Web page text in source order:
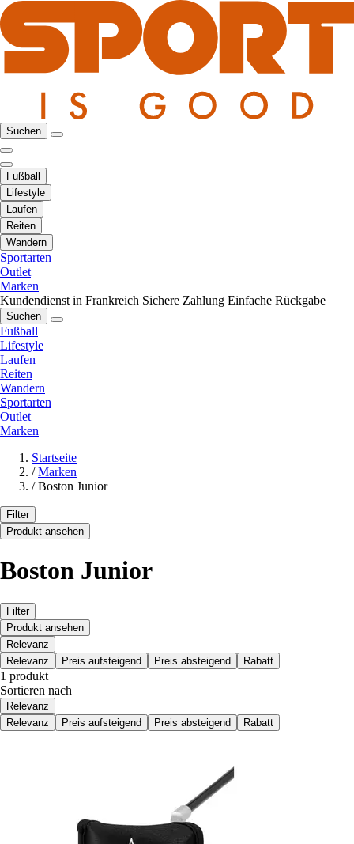
Suchen
Fußball
Lifestyle
Laufen
Reiten
Wandern
Sportarten
Outlet
Marken
Kundendienst in Frankreich Sichere Zahlung Einfache Rückgabe
Suchen
Fußball
Lifestyle
Laufen
Reiten
Wandern
Sportarten
Outlet
Marken
Startseite
/ Marken
/ Boston Junior
Filter
Produkt ansehen
Boston Junior
Filter
Produkt ansehen
Relevanz
Relevanz
Preis aufsteigend Preis absteigend Rabatt
1 produkt
Sortieren nach
Relevanz
Relevanz
Preis aufsteigend Preis absteigend Rabatt